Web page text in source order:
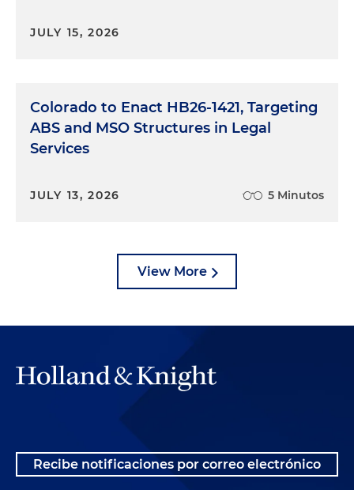
JULY 15, 2026
Colorado to Enact HB26-1421, Targeting
ABS and MSO Structures in Legal
Services
JULY 13, 2026 5 Minutos
View More
Recibe notificaciones por correo electrónico